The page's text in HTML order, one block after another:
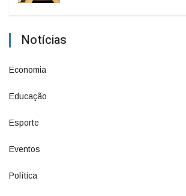
Notícias
Economia
Educação
Esporte
Eventos
Política